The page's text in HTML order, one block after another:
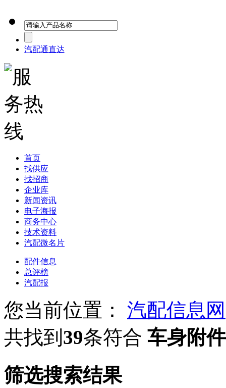
汽配通直达
首页
找供应
找招商
企业库
新闻资讯
电子海报
商务中心
技术资料
汽配微名片
配件信息
总评榜
汽配报
您当前位置： 汽配信息网
共找到 39条符合 车身附件
筛选搜索结果